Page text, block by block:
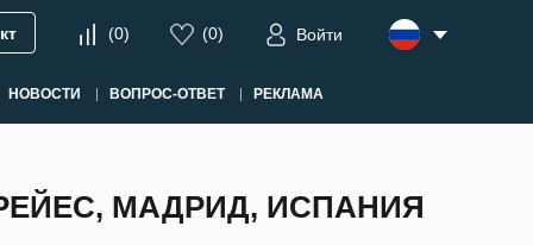
(0) (0) Войти
НОВОСТИ ВОПРОС-ОТВЕТ РЕКЛАМА
МАДРИД, ИСПАНИЯ